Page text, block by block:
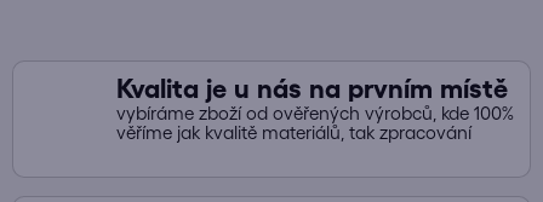
ý
p
i
u
Kvalita je u nás na prvním místě
vybíráme zboží od ověřených výrobců, kde 100%
věříme jak kvalitě materiálů, tak zpracování